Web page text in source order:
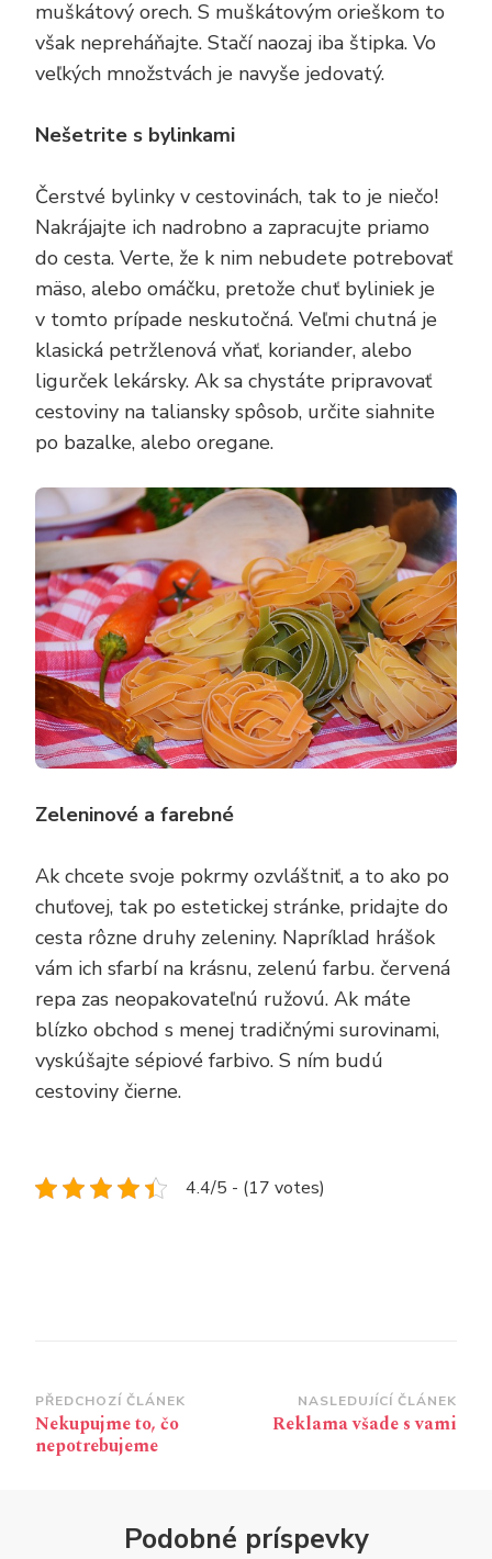
muškátový orech. S muškátovým orieškom to
však nepreháňajte. Stačí naozaj iba štipka. Vo
veľkých množstvách je navyše jedovatý.
Nešetrite s bylinkami
Čerstvé bylinky v cestovinách, tak to je niečo!
Nakrájajte ich nadrobno a zapracujte priamo
do cesta. Verte, že k nim nebudete potrebovať
mäso, alebo omáčku, pretože chuť byliniek je
v tomto prípade neskutočná. Veľmi chutná je
klasická petržlenová vňať, koriander, alebo
ligurček lekársky. Ak sa chystáte pripravovať
cestoviny na taliansky spôsob, určite siahnite
po bazalke, alebo oregane.
Zeleninové a farebné
Ak chcete svoje pokrmy ozvláštniť, a to ako po
chuťovej, tak po estetickej stránke, pridajte do
cesta rôzne druhy zeleniny. Napríklad hrášok
vám ich sfarbí na krásnu, zelenú farbu. červená
repa zas neopakovateľnú ružovú. Ak máte
blízko obchod s menej tradičnými surovinami,
vyskúšajte sépiové farbivo. S ním budú
cestoviny čierne.
4.4/5 - (17 votes)
Navigace
příspěvku
PŘEDCHOZÍ ČLÁNEK
Nekupujme to, čo
nepotrebujeme
NASLEDUJÍCÍ ČLÁNEK
Reklama všade s vami
Podobné príspevky